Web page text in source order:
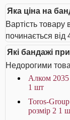
Яка ціна на
Вартість товару
починається від
Які бандажі
Недорогими
Алком
1 шт
Toros-
розмір 2 1